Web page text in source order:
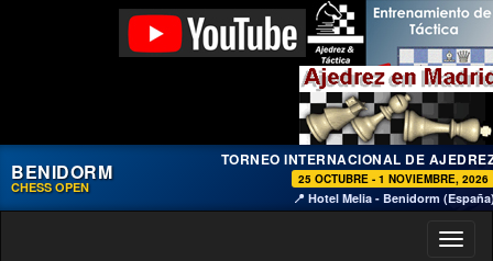
BENIDORM
CHESS OPEN
TORNEO INTERNACIONAL DE
25 OCTUBRE - 1 NOVIEMBRE, 2026
📍 Hotel Melia - Benidorm